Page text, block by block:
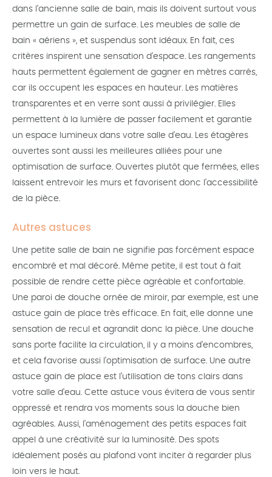
dans l’ancienne salle de bain, mais ils doivent surtout vous
permettre un gain de surface. Les meubles de salle de
bain « aériens », et suspendus sont idéaux. En fait, ces
critères inspirent une sensation d’espace. Les rangements
hauts permettent également de gagner en mètres carrés,
car ils occupent les espaces en hauteur. Les matières
transparentes et en verre sont aussi à privilégier. Elles
permettent à la lumière de passer facilement et garantie
un espace lumineux dans votre salle d’eau. Les étagères
ouvertes sont aussi les meilleures alliées pour une
optimisation de surface. Ouvertes plutôt que fermées, elles
laissent entrevoir les murs et favorisent donc l’accessibilité
de la pièce.
Autres astuces
Une petite salle de bain ne signifie pas forcément espace
encombré et mal décoré. Même petite, il est tout à fait
possible de rendre cette pièce agréable et confortable.
Une paroi de douche ornée de miroir, par exemple, est une
astuce gain de place très efficace. En fait, elle donne une
sensation de recul et agrandit donc la pièce. Une douche
sans porte facilite la circulation, il y a moins d’encombres,
et cela favorise aussi l’optimisation de surface. Une autre
astuce gain de place est l’utilisation de tons clairs dans
votre salle d’eau. Cette astuce vous évitera de vous sentir
oppressé et rendra vos moments sous la douche bien
agréables. Aussi, l’aménagement des petits espaces fait
appel à une créativité sur la luminosité. Des spots
idéalement posés au plafond vont inciter à regarder plus
loin vers le haut.